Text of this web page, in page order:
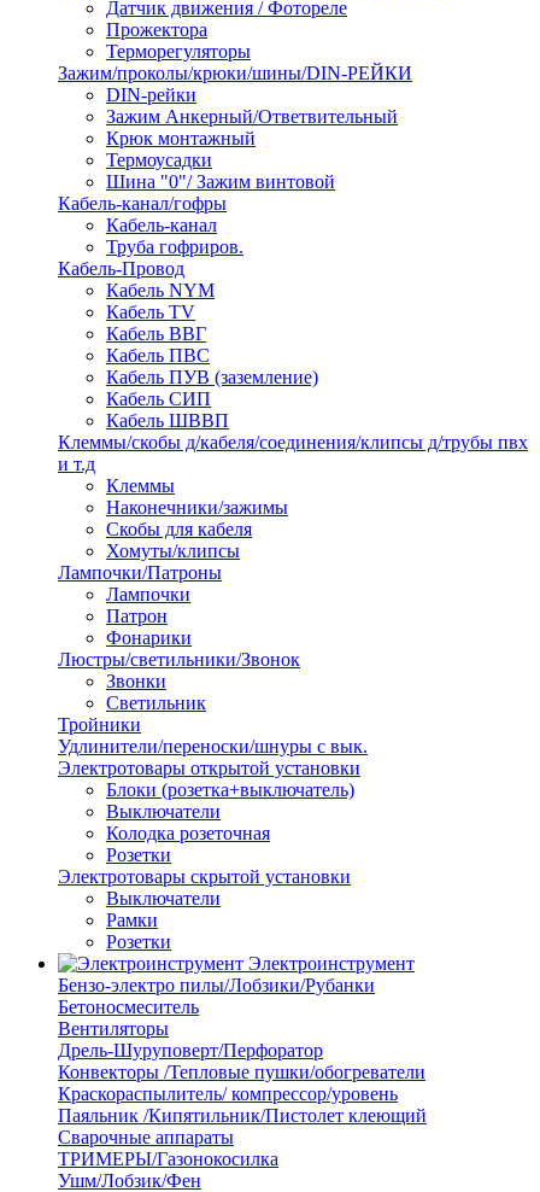
Датчик движения / Фотореле
Прожектора
Терморегуляторы
Зажим/проколы/крюки/шины/DIN-РЕЙКИ
DIN-рейки
Зажим Анкерный/Ответвительный
Крюк монтажный
Термоусадки
Шина "0"/ Зажим винтовой
Кабель-канал/гофры
Кабель-канал
Труба гофриров.
Кабель-Провод
Кабель NYM
Кабель TV
Кабель ВВГ
Кабель ПВС
Кабель ПУВ (заземление)
Кабель СИП
Кабель ШВВП
Клеммы/скобы д/кабеля/соединения/клипсы д/трубы пвх
и т.д
Клеммы
Наконечники/зажимы
Скобы для кабеля
Хомуты/клипсы
Лампочки/Патроны
Лампочки
Патрон
Фонарики
Люстры/светильники/Звонок
Звонки
Светильник
Тройники
Удлинители/переноски/шнуры с вык.
Электротовары открытой установки
Блоки (розетка+выключатель)
Выключатели
Колодка розеточная
Розетки
Электротовары скрытой установки
Выключатели
Рамки
Розетки
Электроинструмент
Бензо-электро пилы/Лобзики/Рубанки
Бетоносмеситель
Вентиляторы
Дрель-Шуруповерт/Перфоратор
Конвекторы /Тепловые пушки/обогреватели
Краскораспылитель/ компрессор/уровень
Паяльник /Кипятильник/Пистолет клеющий
Сварочные аппараты
ТРИМЕРЫ/Газонокосилка
Ушм/Лобзик/Фен